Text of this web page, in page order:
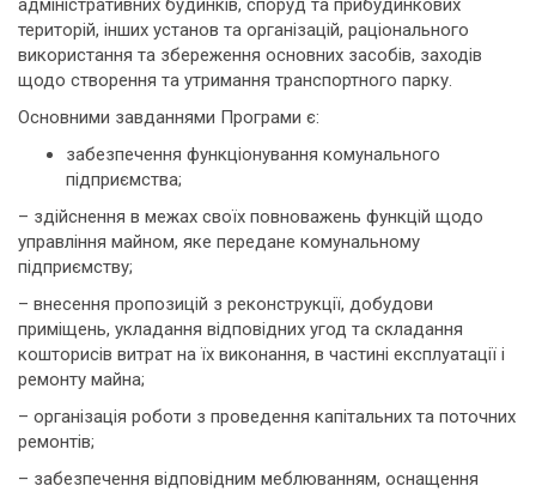
адміністративних будинків, споруд та прибудинкових
територій, інших установ та організацій, раціонального
використання та збереження основних засобів, заходів
щодо створення та утримання транспортного парку.
Основними завданнями Програми є:
забезпечення функціонування комунального
підприємства;
– здійснення в межах своїх повноважень функцій щодо
управління майном, яке передане комунальному
підприємству;
– внесення пропозицій з реконструкції, добудови
приміщень, укладання відповідних угод та складання
кошторисів витрат на їх виконання, в частині експлуатації і
ремонту майна;
– організація роботи з проведення капітальних та поточних
ремонтів;
– забезпечення відповідним меблюванням, оснащення